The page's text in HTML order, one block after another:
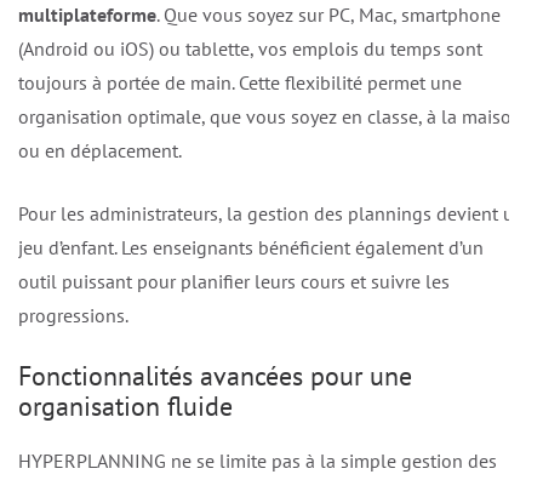
multiplateforme. Que vous soyez sur PC, Mac, smartphone
(Android ou iOS) ou tablette, vos emplois du temps sont
toujours à portée de main. Cette flexibilité permet une
organisation optimale, que vous soyez en classe, à la maison
ou en déplacement.
Pour les administrateurs, la gestion des plannings devient un
jeu d’enfant. Les enseignants bénéficient également d’un
outil puissant pour planifier leurs cours et suivre les
progressions.
Fonctionnalités avancées pour une
organisation fluide
HYPERPLANNING ne se limite pas à la simple gestion des